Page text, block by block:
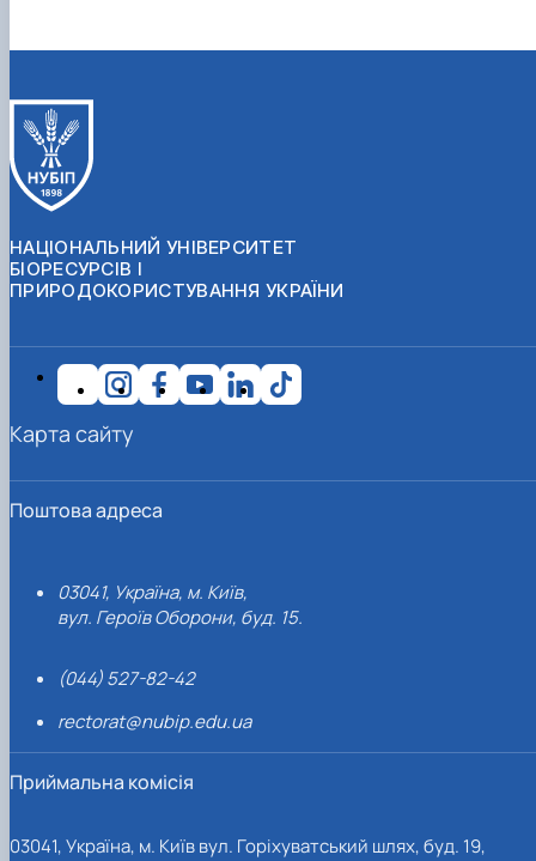
НАЦІОНАЛЬНИЙ УНІВЕРСИТЕТ
БІОРЕСУРСІВ І
ПРИРОДОКОРИСТУВАННЯ УКРАЇНИ
Поштова адреса
03041, Україна, м. Київ,
вул. Героїв Оборони, буд. 15.
(044) 527-82-42
rectorat@nubip.edu.ua
Приймальна комісія
03041, Україна, м. Київ вул. Горіхуватський шлях, буд. 19,
Карта сайту